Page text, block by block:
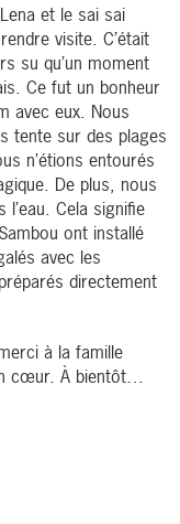
et le sai sai
visite. C’était
su qu’un moment
Ce fut un bonheur
avec eux. Nous
tente sur des plages
n’étions entourés
De plus, nous
Cela signifie
ont installé
avec les
directement
à la famille
cœur. À bientôt…